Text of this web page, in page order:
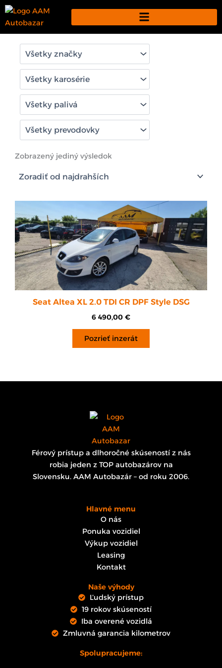
Preskočiť
Zobrazený jediný výsledok
Seat Altea XL 2.0 TDI CR DPF Style DSG
6 490,00 €
Pozrieť inzerát
Férový prístup a dlhoročné skúseností z nás
robia jeden z TOP autobazárov na
Slovensku. AAM Autobazár – od roku 2006.
Hlavné menu
O nás
Ponuka vozidiel
Výkup vozidiel
Leasing
Kontakt
Naše výhody
Ľudský prístup
19 rokov skúseností
Iba overené vozidlá
Zmluvná garancia kilometrov
Spolupracujeme: